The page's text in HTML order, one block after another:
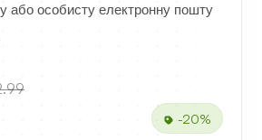
або особисту електронну пошту
-20%